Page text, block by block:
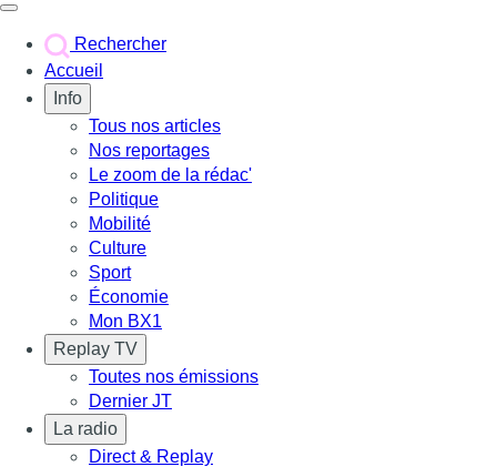
Rechercher
Accueil
Info
Tous nos articles
Nos reportages
Le zoom de la rédac'
Politique
Mobilité
Culture
Sport
Économie
Mon BX1
Replay TV
Toutes nos émissions
Dernier JT
La radio
Direct & Replay